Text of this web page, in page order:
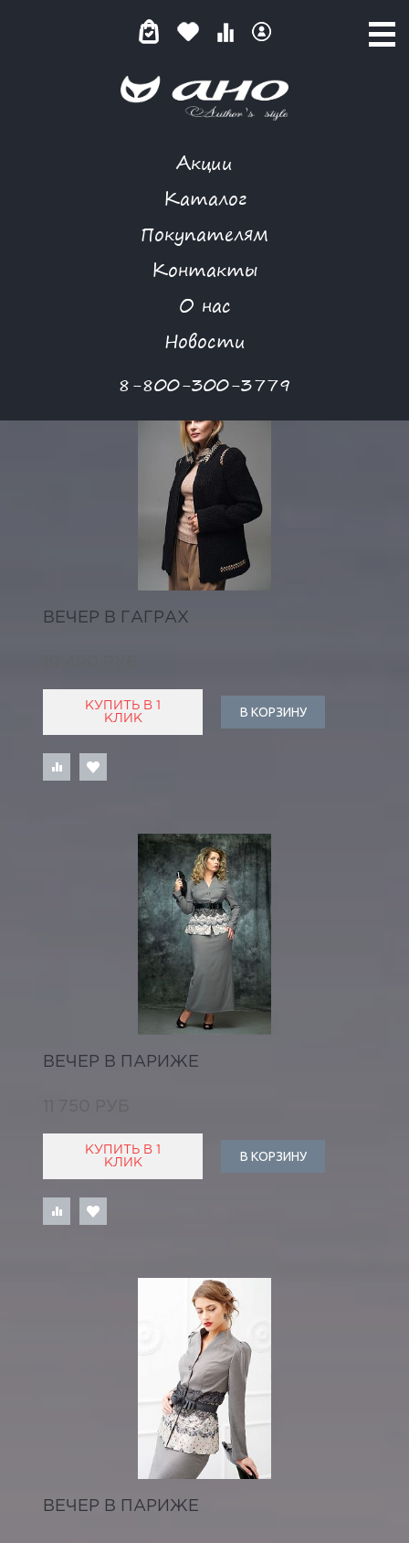
Акции
Каталог
Покупателям
Контакты
О нас
Новости
8-800-300-3779
КАТАЛОГ ТОВАРОВ
ВЕЧЕР В ГАГРАХ
КУПИТЬ В 1
КЛИК
В КОРЗИНУ
ВЕЧЕР В ПАРИЖЕ
11 750 РУБ
КУПИТЬ В 1
КЛИК
В КОРЗИНУ
ВЕЧЕР В ПАРИЖЕ